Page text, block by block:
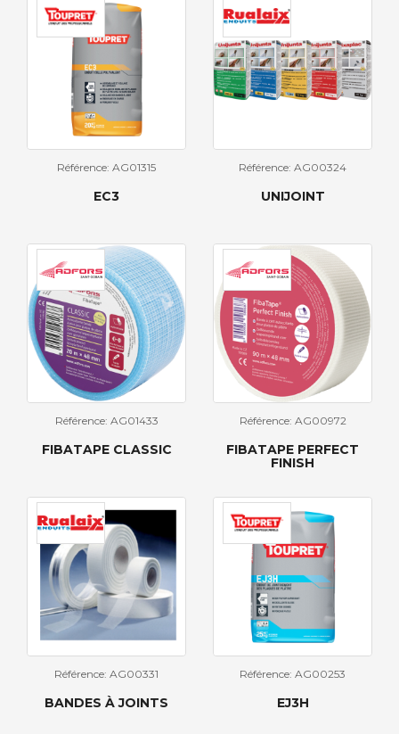
Référence: AG01315
EC3
Référence: AG00324
UNIJOINT
Référence: AG01433
FIBATAPE CLASSIC
Référence: AG00972
FIBATAPE PERFECT
FINISH
Référence: AG00331
BANDES À JOINTS
Référence: AG00253
EJ3H